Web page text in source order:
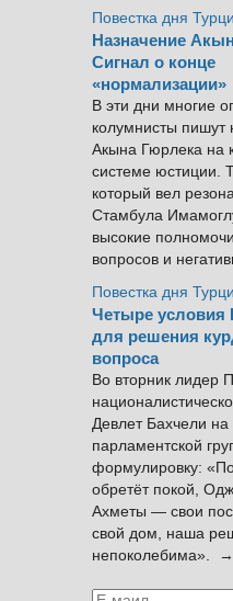
Повестка дня
Назначение
Сигнал о конце
«нормализации»
В эти дни многие
колумнисты пишут
Акына Гюрлека на
системе юстиции.
который вел
Стамбула
высокие
вопросов и
Повестка дня
Четыре условия
для решения
вопроса
Во вторник лидер
Девлет Бахчели на
парламентской
формулировку:
обретёт покой,
Ахметы — свои
свой дом, наша
непоколебима». →